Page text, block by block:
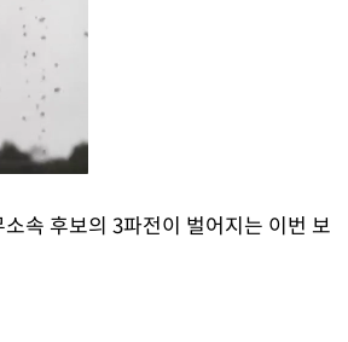
속 후보의 3파전이 벌어지는 이번 보